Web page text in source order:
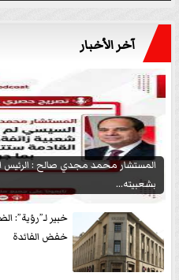
آخر الأخبار
المستشار محمد مجدي صالح :
بشعبيته...
خبير لـ”رؤية”:
خفض الفائدة